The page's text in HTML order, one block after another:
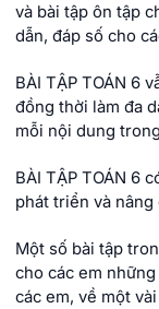
và bài tập ôn tập
dẫn, đáp số cho
BÀI TẬP TOÁN 6
đồng thời làm đa
mỗi nội dung
BÀI TẬP TOÁN 6
phát triển và
Một số bài tập
cho các em
các em, về một